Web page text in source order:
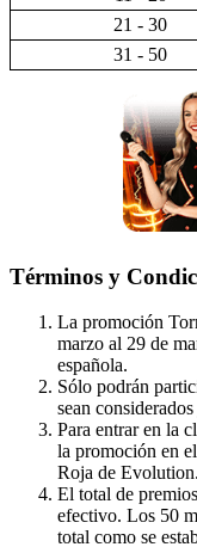
21 - 30
31 - 50
Términos y
La promoción
marzo al 29 de
española.
Sólo podrán
sean
Para entrar en la
la promoción en
Roja de Evolution.
El total de
efectivo. Los 50
total como se